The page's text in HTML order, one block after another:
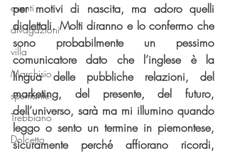
eventi
divagazioni
villa
Marchisio
spumante
Trebbiano
Dolcetto
per motivi di nascita, ma adoro quelli
dialettali. Molti diranno e lo confermo che
sono probabilmente un pessimo
comunicatore dato che l’inglese è la
lingua delle pubbliche relazioni, del
marketing, del presente, del futuro,
dell’universo, sarà ma mi illumino quando
leggo o sento un termine in piemontese,
sicuramente perché affiorano ricordi,